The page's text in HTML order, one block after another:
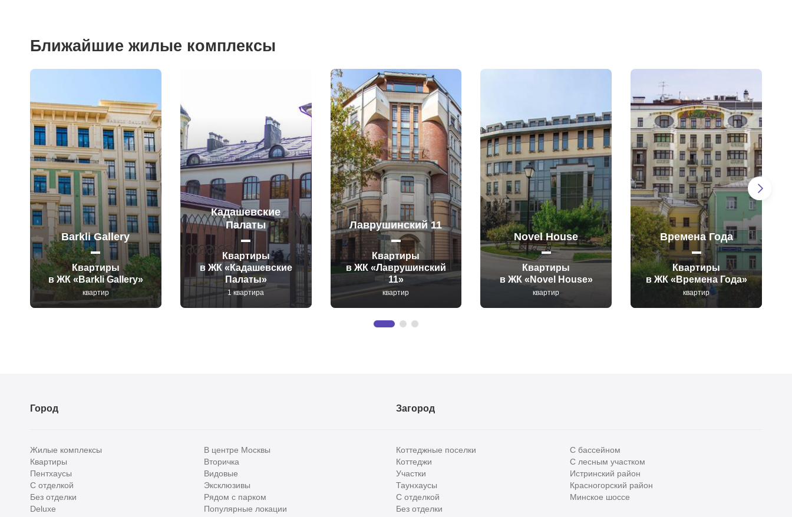
Ближайшие жилые комплексы
Barkli Gallery
Квартиры
в ЖК «Barkli Gallery»
квартир
Кадашевские
Палаты
Квартиры
в ЖК «Кадашевские
Палаты»
1 квартира
Лаврушинский 11
Квартиры
в ЖК «Лаврушинский
11»
квартир
Novel House
Квартиры
в ЖК «Novel House»
квартир
Времена Года
Квартиры
в ЖК «Времена Года»
квартир
Город
Жилые комплексы
Квартиры
Пентхаусы
С отделкой
Без отделки
Deluxe
В центре Москвы
Вторичка
Видовые
Эксклюзивы
Рядом с парком
Популярные локации
Загород
Коттеджные поселки
Коттеджи
Участки
Таунхаусы
С отделкой
Без отделки
С бассейном
С лесным участком
Истринский район
Красногорский район
Минское шоссе
Все
Сегодня